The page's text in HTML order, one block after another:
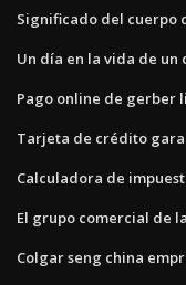
Significado del cuerpo
Un día en la vida de un
Pago online de gerber
Tarjeta de crédito
Calculadora de
El grupo comercial de
Colgar seng china